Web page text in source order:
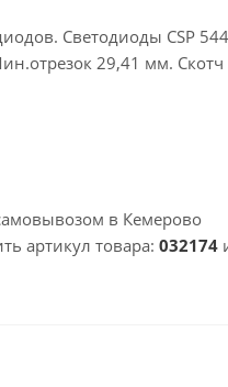
Светодиоды CSP
29,41 мм.
в Кемерово
артикул товара: 032174